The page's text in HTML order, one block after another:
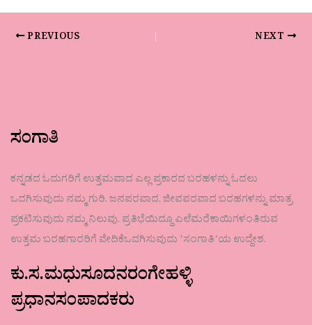
PREVIOUS NEXT
ಸಂಗಾತಿ
ಕನ್ನಡದ ಓದುಗರಿಗೆ ಉತ್ತಮವಾದ ಎಲ್ಲ ಪ್ರಕಾರದ ಬರಹಳನ್ನು ಓದಲು
ಒದಗಿಸುವುದು ನಮ್ಮ ಗುರಿ. ಜನಪರವಾದ, ಜೀವಪರವಾದ ಬರಹಗಳನ್ನು ಮಾತ್ರ
ಪ್ರಕಟಿಸುವುದು ನಮ್ಮ ನಿಲುವು. ಪ್ರತಿಭೆಯಿದ್ದೂ ಎಲೆಮರೆಕಾಯಿಗಳಂತಿರುವ
ಉತ್ತಮ ಬರಹಗಾರರಿಗೆ ವೇದಿಕೆಒದಗಿಸುವುದು ʼಸಂಗಾತಿʼಯ ಉದ್ದೇಶ.
ಕು.ಸ.ಮಧುಸೂದನರಂಗೇಹಳ್ಳಿ
ಪ್ರಧಾನಸಂಪಾದಕರು